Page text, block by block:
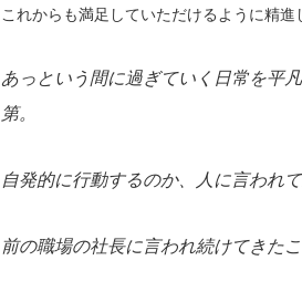
これからも満足していただけるように精進
あっという間に過ぎていく日常を平
第。
自発的に行動するのか、人に言われ
前の職場の社長に言われ続けてきた